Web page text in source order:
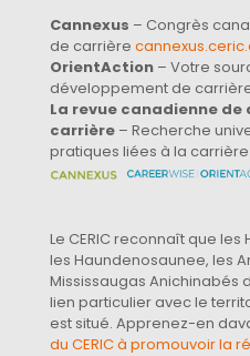
Cannexus – Congrès
de carrière
OrientAction – Votre
développement de
La revue canadienne
carrière – Recherche
pratiques liées à la carrière
Le CERIC reconnaît que
les Haundenosaunee, les
Mississaugas Anichinabés
lien particulier avec le
est situé. Apprenez-en
du CERIC à promouvoir la